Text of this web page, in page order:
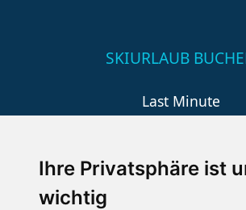
Ihre Privatsphäre ist
wichtig
SKIURLAUB
Last Minute
Wellness